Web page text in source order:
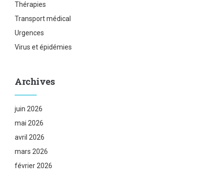
Thérapies
Transport médical
Urgences
Virus et épidémies
Archives
juin 2026
mai 2026
avril 2026
mars 2026
février 2026